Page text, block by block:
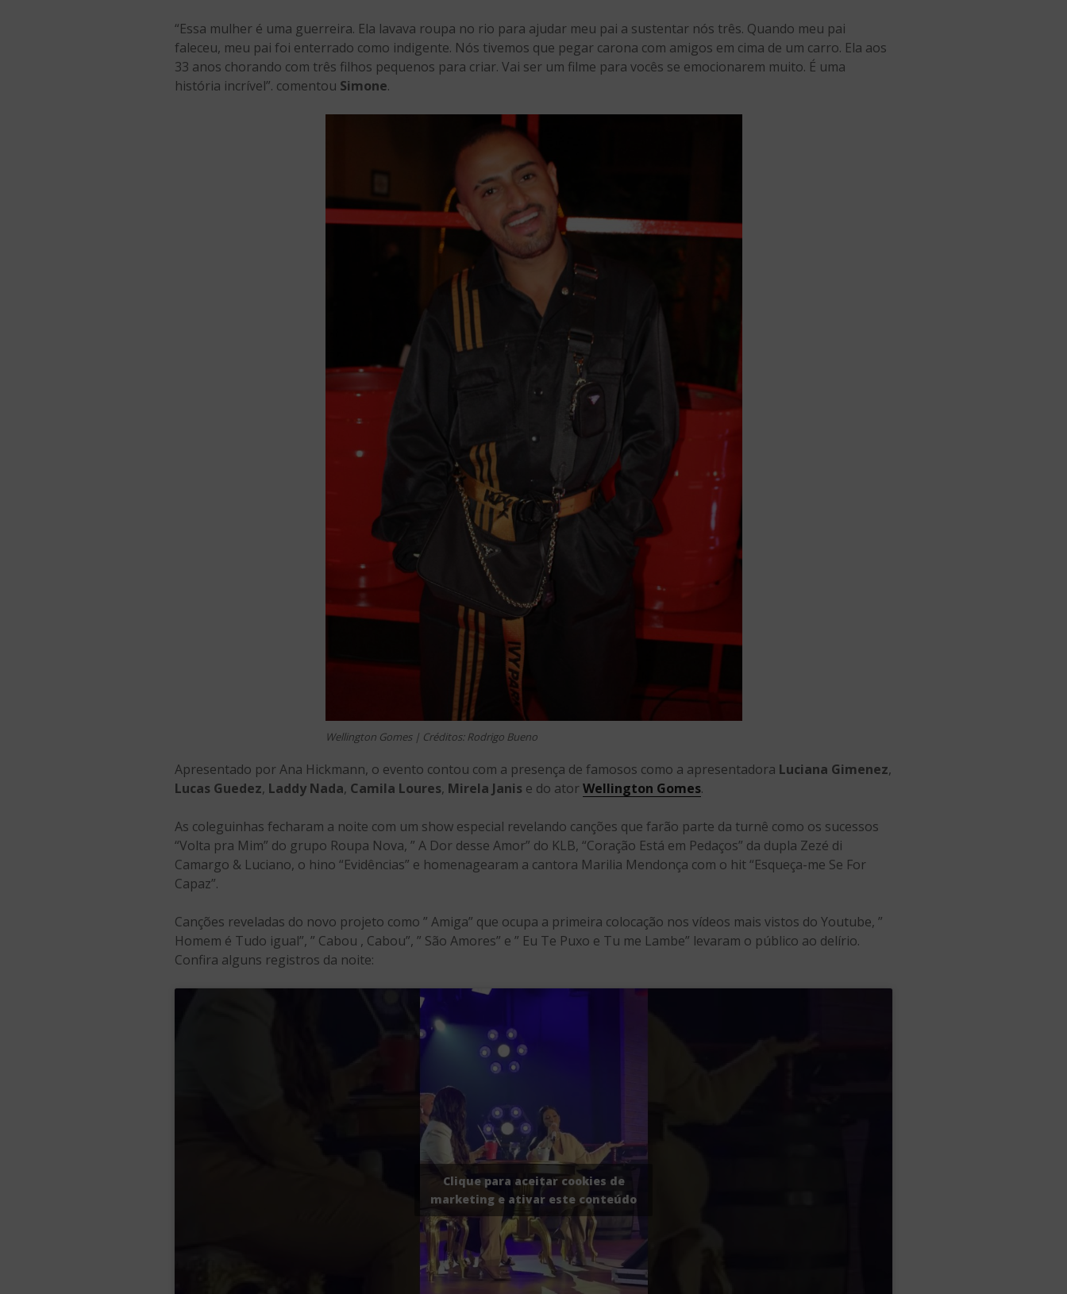
“Essa mulher é uma guerreira. Ela lavava roupa no rio para ajudar meu pai a sustentar nós três. Quando meu pai
faleceu, meu pai foi enterrado como indigente. Nós tivemos que pegar carona com amigos em cima de um carro. Ela aos
33 anos chorando com três filhos pequenos para criar. Vai ser um filme para vocês se emocionarem muito. É uma
história incrível”. comentou Simone.
Wellington Gomes | Créditos: Rodrigo Bueno
Apresentado por Ana Hickmann, o evento contou com a presença de famosos como a apresentadora Luciana Gimenez,
Lucas Guedez, Laddy Nada, Camila Loures, Mirela Janis e do atorWellington Gomes.
As coleguinhas fecharam a noite com um show especial revelando canções que farão parte da turnê como os sucessos
“Volta pra Mim” do grupo Roupa Nova, ” A Dor desse Amor” do KLB, “Coração Está em Pedaços” da dupla Zezé di
Camargo & Luciano, o hino “Evidências” e homenagearam a cantora Marilia Mendonça com o hit “Esqueça-me Se For
Capaz”.
Canções reveladas do novo projeto como ” Amiga” que ocupa a primeira colocação nos vídeos mais vistos do Youtube, ”
Homem é Tudo igual”, ” Cabou , Cabou”, ” São Amores” e ” Eu Te Puxo e Tu me Lambe” levaram o público ao delírio.
Confira alguns registros da noite:
Clique para aceitar cookies de
marketing e ativar este conteúdo